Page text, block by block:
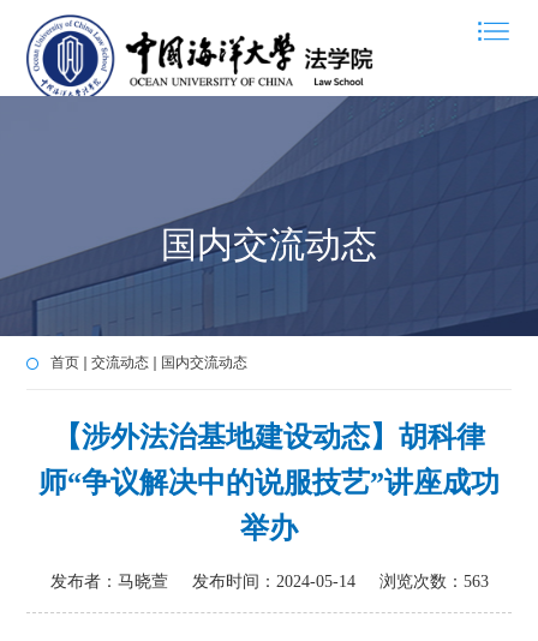
国内交流动态
首页 交流动态 国内交流动态
【涉外法治基地建设动态】胡科律
师“争议解决中的说服技艺”讲座成功
举办
发布者：马晓萱 发布时间：2024-05-14 浏览次数： 563